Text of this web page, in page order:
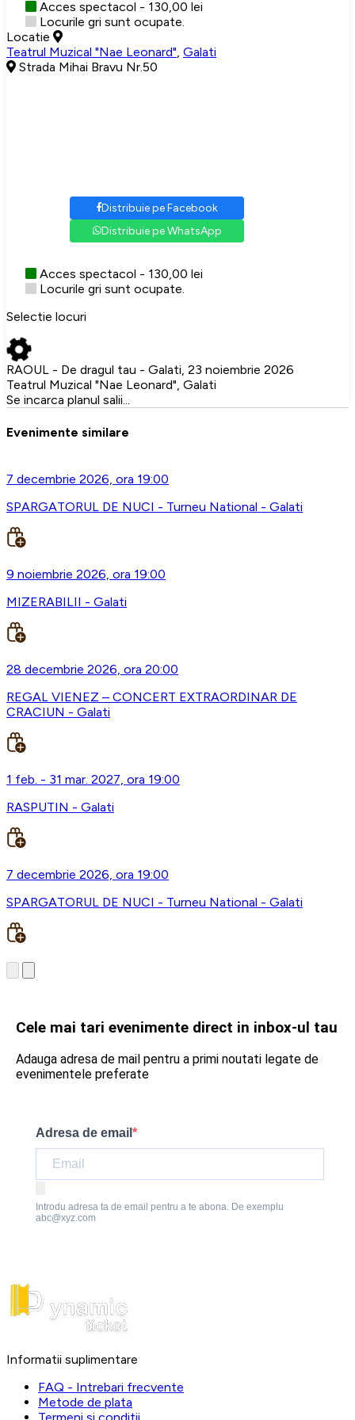
Acces spectacol - 130,00 lei
Locurile gri sunt ocupate.
Locatie
Teatrul Muzical "Nae Leonard" Galati
Strada Mihai Bravu Nr.50
Distribuie pe Facebook
Distribuie pe WhatsApp
Acces spectacol - 130,00 lei
Locurile gri sunt ocupate.
Selectie locuri
RAOUL - De dragul tau - Galati, 23 noiembrie 2026
Teatrul Muzical "Nae Leonard", Galati
Se incarca planul salii...
Evenimente similare
7 decembrie 2026, ora 19:00
SPARGATORUL DE NUCI - Turneu National - Galati
9 noiembrie 2026, ora 19:00
MIZERABILII - Galati
28 decembrie 2026, ora 20:00
REGAL VIENEZ – CONCERT EXTRAORDINAR DE
CRACIUN - Galati
1 feb. - 31 mar. 2027, ora 19:00
RASPUTIN - Galati
7 decembrie 2026, ora 19:00
SPARGATORUL DE NUCI - Turneu National - Galati
Cele mai tari evenimente direct in inbox-ul tau
Adauga adresa de mail pentru a primi noutati legate de
evenimentele preferate
Adresa de email
Introdu adresa ta de email pentru a te abona. De exemplu
abc@xyz.com
Informatii suplimentare
FAQ - Intrebari frecvente
Metode de plata
Termeni si conditii